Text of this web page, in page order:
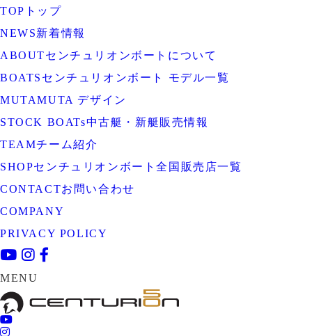
TOP トップ
NEWS新着情報
ABOUTセンチュリオンボートについて
BOATS センチュリオンボート モデル一覧
MUTAMUTA デザイン
STOCK BOATs中古艇・新艇販売情報
TEAMチーム紹介
SHOPセンチュリオンボート全国販売店一覧
CONTACTお問い合わせ
COMPANY
PRIVACY POLICY
MENU